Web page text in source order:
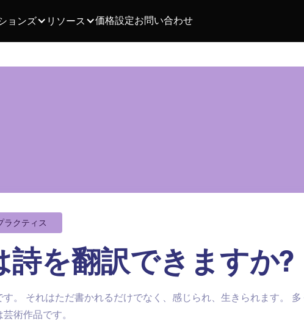
ョンズ リソース 価格設定お問い合わせ
ラクティス
詩を翻訳できますか?
す。 それはただ書かれるだけでなく、感じられ、生きられます。
術作品です。